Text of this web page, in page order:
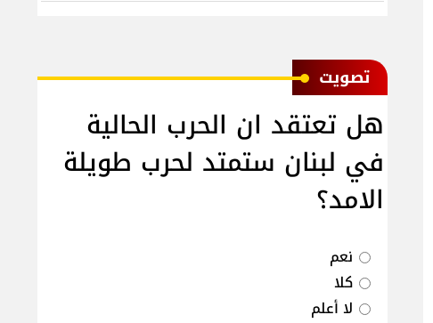
ﺗﺼﻮﻳﺖ
هل تعتقد ان الحرب الحالية
في لبنان ستمتد لحرب طويلة
الامد؟
نعم
كلا
لا أعلم